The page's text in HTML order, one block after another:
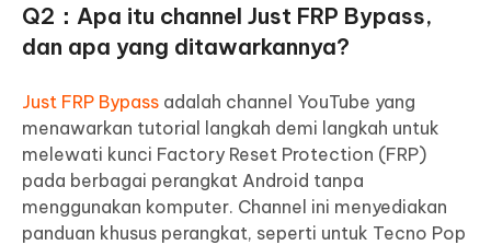
Q2：Apa itu channel Just FRP Bypass,
dan apa yang ditawarkannya?
Just FRP Bypass adalah channel YouTube yang
menawarkan tutorial langkah demi langkah untuk
melewati kunci Factory Reset Protection (FRP)
pada berbagai perangkat Android tanpa
menggunakan komputer. Channel ini menyediakan
panduan khusus perangkat, seperti untuk Tecno Pop